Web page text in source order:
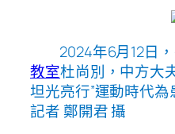
2024年6月12日
教室杜尚別，中方大
坦光亮行”運動時代
記者 鄭開君 攝